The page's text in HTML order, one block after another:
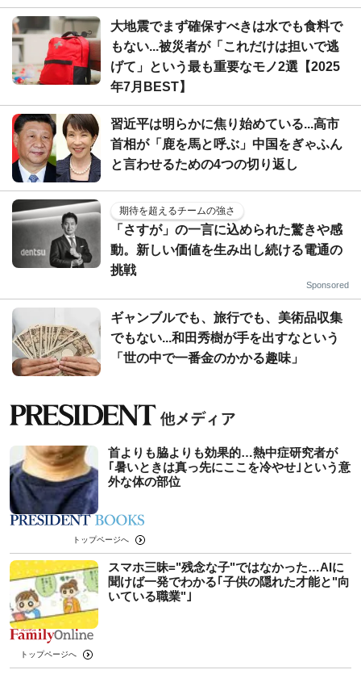
大地震でまず確保すべきは水でも食料で
もない...被災者が「これだけは担いで逃
げて」という最も重要なモノ2選【2025
年7月BEST】
習近平は明らかに焦り始めている...高市
首相が「鹿を馬と呼ぶ」中国をぎゃふん
と言わせるための4つの切り返し
期待を超えるチームの強さ
「さすが」の一言に込められた驚きや感
動。新しい価値を生み出し続ける電通の
挑戦
Sponsored
ギャンブルでも、旅行でも、美術品収集
でもない...和田秀樹が手を出すなという
「世の中で一番金のかかる趣味」
首よりも脇よりも効果的…熱中症研究者が
｢暑いときは真っ先にここを冷やせ｣という意
外な体の部位
トップページへ
スマホ三昧="残念な子"ではなかった…AIに
聞けば一発でわかる｢子供の隠れた才能と"向
いている職業"｣
トップページへ